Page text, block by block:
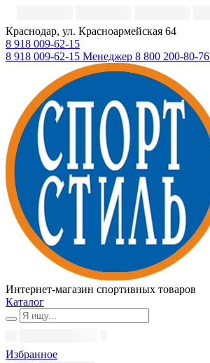
Краснодар, ул. Красноармейская 64
8 918 009-62-15
8 918 009-62-15 Менеджер 8 800 200-80-76
Интернет-магазин спортивных товаров
Каталог
Избранное